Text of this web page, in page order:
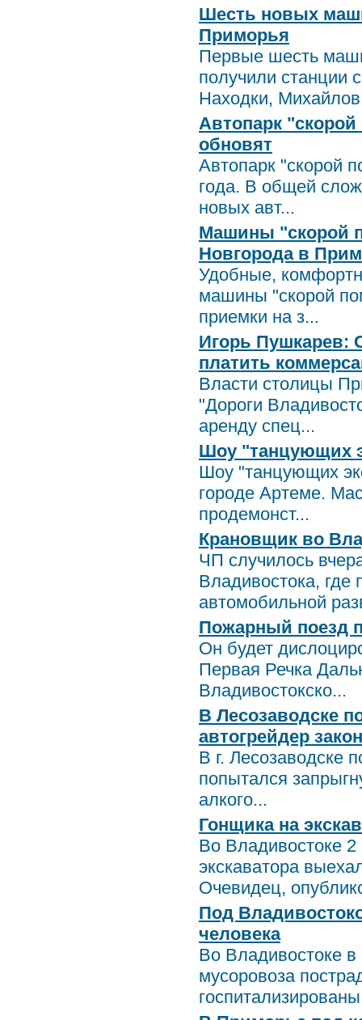
Шесть новых
Приморья
Первые шесть
получили станции
Находки,
Автопарк
обновят
Автопарк "скорой
года. В общей
новых авт...
Машины "скорой
Новгорода в
Удобные,
машины "скорой
приемки на з...
Игорь Пушкарев:
платить
Власти столицы
"Дороги
аренду спец...
Шоу "танцующих
Шоу "танцующих
городе Артеме.
продемонст...
Крановщик во
ЧП случилось
Владивостока,
автомобильной
Пожарный поезд
Он будет
Первая Речка
Владивостокско...
В Лесозаводске
автогрейдер
В г. Лесозаводске
попытался
алкого...
Гонщика на
Во Владивостоке 2
экскаватора
Очевидец,
Под
человека
Во Владивостоке в
мусоровоза